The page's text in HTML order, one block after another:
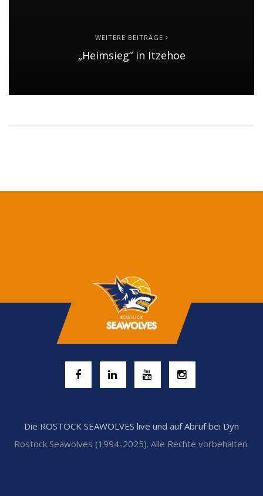
WEITERE BEITRÄGE
„Heimsieg“ in Itzehoe
Die ROSTOCK SEAWOLVES live und auf Abruf bei Dyn
Rostock Seawolves (1994-2025). Alle Rechte vorbehalten.